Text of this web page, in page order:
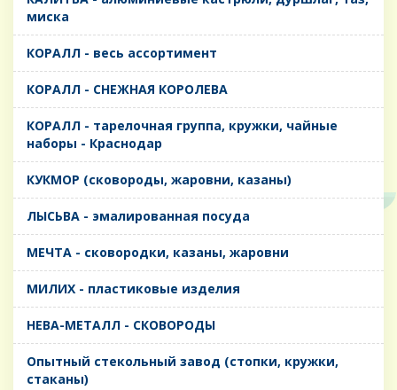
миска
КОРАЛЛ - весь ассортимент
КОРАЛЛ - СНЕЖНАЯ КОРОЛЕВА
КОРАЛЛ - тарелочная группа, кружки, чайные
наборы - Краснодар
КУКМОР (сковороды, жаровни, казаны)
ЛЫСЬВА - эмалированная посуда
МЕЧТА - сковородки, казаны, жаровни
МИЛИХ - пластиковые изделия
НЕВА-МЕТАЛЛ - СКОВОРОДЫ
Опытный стекольный завод (стопки, кружки,
стаканы)